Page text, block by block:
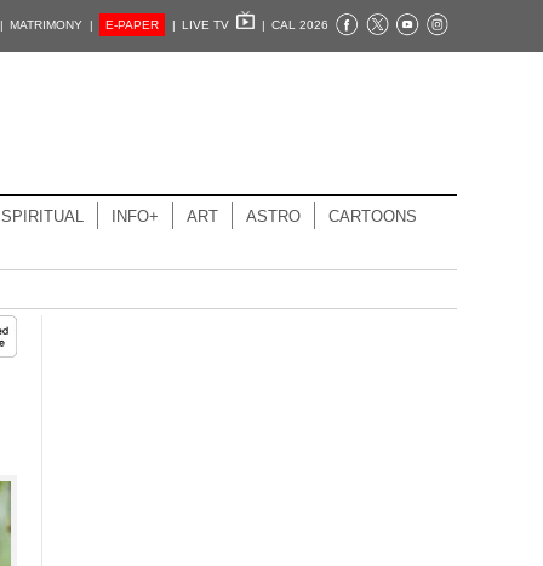
| MATRIMONY | E-PAPER | LIVE TV | CAL 2026
SPIRITUAL INFO+ ART ASTRO CARTOONS